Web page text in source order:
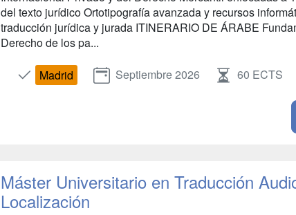
del texto jurídico Ortotipografía avanzada y recursos
traducción jurídica y jurada ITINERARIO DE ÁRABE
Derecho de los pa...
Madrid Septiembre 2026 60 ECTS
Máster Universitario en Traducción
Localización